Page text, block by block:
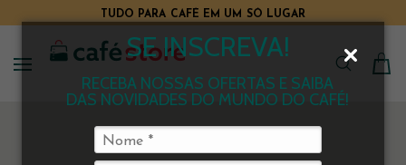
SE INSCREVA!
RECEBA NOSSAS OFERTAS E SAIBA
DAS NOVIDADES DO MUNDO DO CAFÉ!
TUDO PARA CAFÉ EM UM SÓ LUGAR